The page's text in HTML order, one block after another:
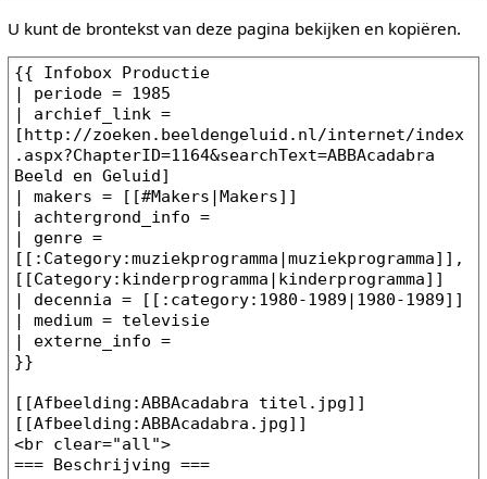
U kunt de brontekst van deze pagina bekijken en kopiëren.